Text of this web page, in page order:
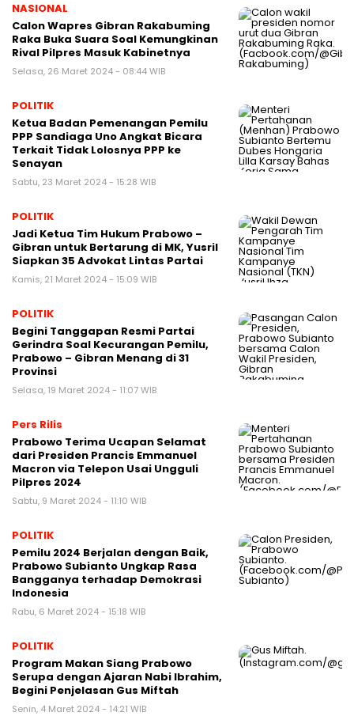
NASIONAL
Calon Wapres Gibran Rakabuming
Raka Buka Suara Soal Kemungkinan
Rival Pilpres Masuk Kabinetnya
Selasa, 26 Maret 2024 - 08:44 WIB
POLITIK
Ketua Badan Pemenangan Pemilu
PPP Sandiaga Uno Angkat Bicara
Terkait Tidak Lolosnya PPP ke
Senayan
Sabtu, 23 Maret 2024 - 15:28 WIB
POLITIK
Jadi Ketua Tim Hukum Prabowo –
Gibran untuk Bertarung di MK, Yusril
Siapkan 35 Advokat Lintas Partai
Kamis, 21 Maret 2024 - 15:09 WIB
POLITIK
Begini Tanggapan Resmi Partai
Gerindra Soal Kecurangan Pemilu,
Prabowo – Gibran Menang di 31
Provinsi
Selasa, 19 Maret 2024 - 11:07 WIB
Pers Rilis
Prabowo Terima Ucapan Selamat
dari Presiden Prancis Emmanuel
Macron via Telepon Usai Ungguli
Pilpres 2024
Sabtu, 9 Maret 2024 - 11:10 WIB
POLITIK
Pemilu 2024 Berjalan dengan Baik,
Prabowo Subianto Ungkap Rasa
Bangganya terhadap Demokrasi
Indonesia
Rabu, 6 Maret 2024 - 15:18 WIB
POLITIK
Program Makan Siang Prabowo
Serupa dengan Ajaran Nabi Ibrahim,
Begini Penjelasan Gus Miftah
Senin, 4 Maret 2024 - 14:21 WIB